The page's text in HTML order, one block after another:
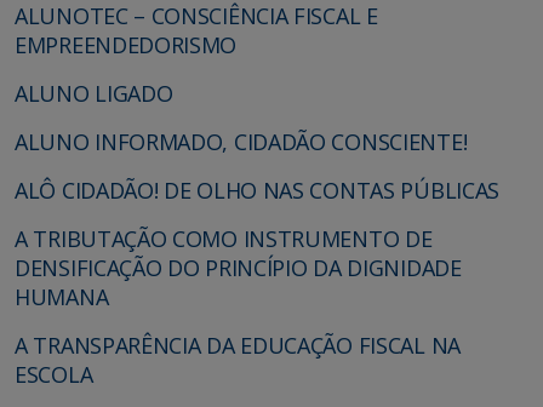
ALUNOTEC – CONSCIÊNCIA FISCAL E
EMPREENDEDORISMO
ALUNO LIGADO
ALUNO INFORMADO, CIDADÃO CONSCIENTE!
ALÔ CIDADÃO! DE OLHO NAS CONTAS PÚBLICAS
A TRIBUTAÇÃO COMO INSTRUMENTO DE
DENSIFICAÇÃO DO PRINCÍPIO DA DIGNIDADE
HUMANA
A TRANSPARÊNCIA DA EDUCAÇÃO FISCAL NA
ESCOLA